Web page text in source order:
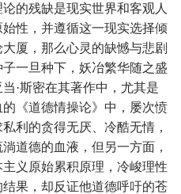
的残缺是现实世界和客观人
性，并遵循这一现实选择倾
厦，那么心灵的缺憾与悲剧
一旦种下，妖冶繁华随之盛
·斯密在其著作中，尤其是
《道德情操论》中，屡次愤
利的贪得无厌、冷酷无情，
道德的血液，但另一方面，
义原始累积原理，冷峻理性
果，却反证他道德呼吁的苍